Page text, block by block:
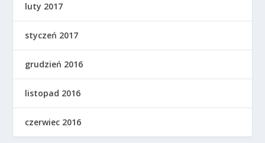
luty 2017
styczeń 2017
grudzień 2016
listopad 2016
czerwiec 2016